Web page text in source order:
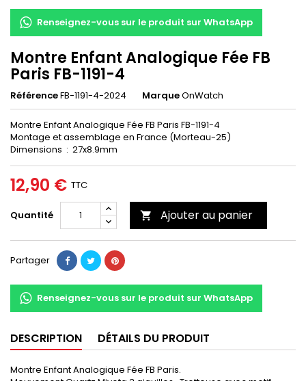
Renseignez-vous sur le produit sur WhatsApp
Montre Enfant Analogique Fée FB
Paris FB-1191-4
RéférenceFB-1191-4-2024 MarqueOnWatch
Montre Enfant Analogique Fée FB Paris FB-1191-4
Montage et assemblage en France (Morteau-25)
Dimensions : 27x8.9mm
12,90 € TTC
Quantité  Ajouter au panier
Partager
Renseignez-vous sur le produit sur WhatsApp
DESCRIPTION DÉTAILS DU PRODUIT
Montre Enfant Analogique Fée FB Paris.